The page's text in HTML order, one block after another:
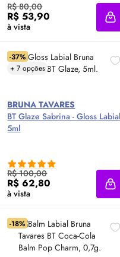
R$ 80,00
R$ 53,90
à vista
-37%
+ 7 opções
BRUNA TAVARES
BT Glaze Sabrina -Gloss Labial
5ml
R$ 100,00
R$ 62,80
à vista
-18%